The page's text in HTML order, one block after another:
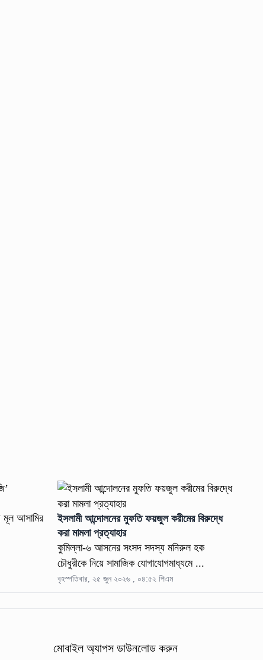
মূল আসামির
ইসলামী আন্দোলনের মুফতি ফয়জুল করীমের বিরুদ্ধে
করা মামলা প্রত্যাহার
কুমিল্লা-৬ আসনের সংসদ সদস্য মনিরুল হক
চৌধুরীকে নিয়ে সামাজিক যোগাযোগমাধ্যমে ...
বৃহস্পতিবার, ২৫ জুন ২০২৬ , ০৪:৫২ পিএম
মোবাইল অ্যাপস ডাউনলোড করুন